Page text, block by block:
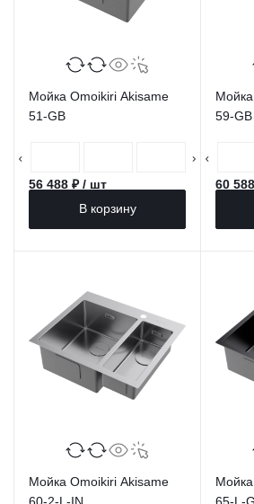
Мойка Omoikiri Akisame
51-GB
56 488 ₽ / шт
В корзину
59-GB
60
Мойка Omoikiri Akisame